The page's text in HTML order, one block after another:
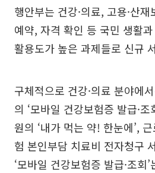
행안부는 건강·의료, 고용·산재
예약, 자격 확인 등 국민 생활
활용도가 높은 과제들로 신규
구체적으로 건강·의료 분야에
의 ‘모바일 건강보험증 발급·
원의 ‘내가 먹는 약! 한눈에’,
험 본인부담 치료비 전자청구
‘모바일 건강보험증 발급·조회